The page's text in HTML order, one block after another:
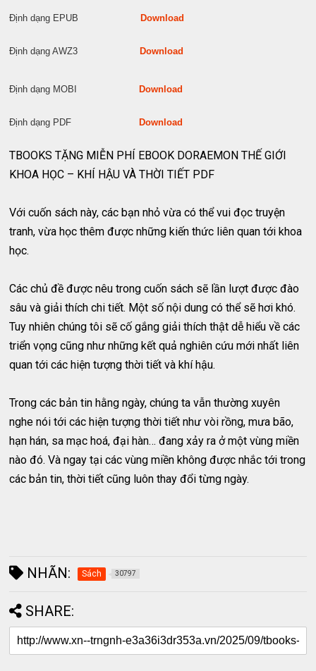
Định dạng EPUBDownload
Định dạng AWZ3Download
Định dạng MOBIDownload
Định dạng PDFDownload
TBOOKS TẶNG MIỄN PHÍ EBOOK DORAEMON THẾ GIỚI
KHOA HỌC – KHÍ HẬU VÀ THỜI TIẾT PDF
Với cuốn sách này, các bạn nhỏ vừa có thể vui đọc truyện
tranh, vừa học thêm được những kiến thức liên quan tới khoa
học.
Các chủ đề được nêu trong cuốn sách sẽ lần lượt được đào
sâu và giải thích chi tiết. Một số nội dung có thể sẽ hơi khó.
Tuy nhiên chúng tôi sẽ cố gắng giải thích thật dễ hiểu về các
triển vọng cũng như những kết quả nghiên cứu mới nhất liên
quan tới các hiện tượng thời tiết và khí hậu.
Trong các bản tin hằng ngày, chúng ta vẫn thường xuyên
nghe nói tới các hiện tượng thời tiết như vòi rồng, mưa bão,
hạn hán, sa mạc hoá, đại hàn… đang xảy ra ở một vùng miền
nào đó. Và ngay tại các vùng miền không được nhắc tới trong
các bản tin, thời tiết cũng luôn thay đổi từng ngày.
NHÃN: Sách 30797
SHARE: